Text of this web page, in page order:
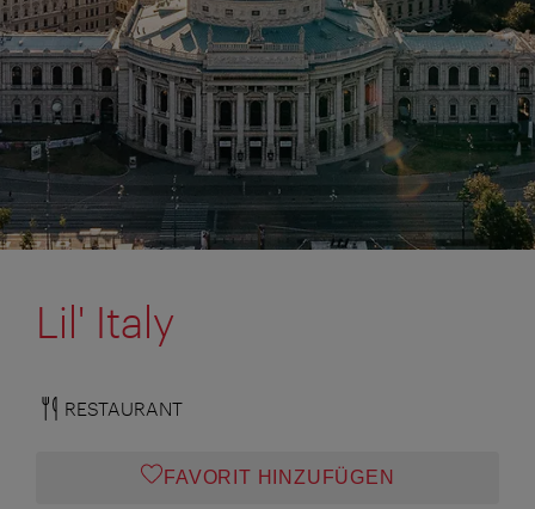
Lil' Italy
RESTAURANT
FAVORIT HINZUFÜGEN